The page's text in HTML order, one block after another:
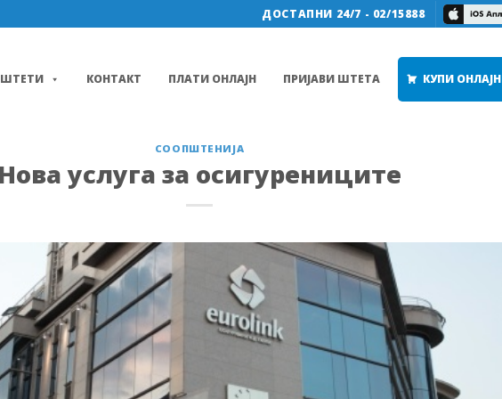
ДОСТАПНИ 24/7 - 02/15888
ШТЕТИ КОНТАКТ ПЛАТИ ОНЛАЈН ПРИЈАВИ ШТЕТА КУПИ ОНЛАЈН
СООПШТЕНИЈА
Нова услуга за осигурениците